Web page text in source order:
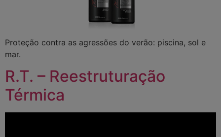
Proteção contra as agressões do verão: piscina, sol e
mar.
R.T. – Reestruturação
Térmica